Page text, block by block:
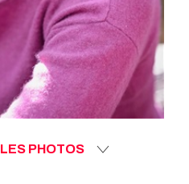
LES PHOTOS